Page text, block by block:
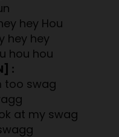
hey Hou
hey hey
hou hou
:
too swag
at my swag